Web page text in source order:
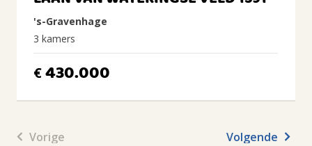
's-Gravenhage
3 kamers
€430.000
Vorige Volgende